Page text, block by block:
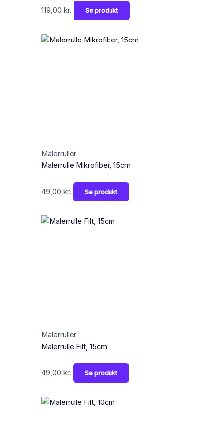
119,00 kr. Se produkt
Malerruller
Malerrulle Mikrofiber, 15cm
49,00 kr. Se produkt
Malerruller
Malerrulle Filt, 15cm
49,00 kr. Se produkt